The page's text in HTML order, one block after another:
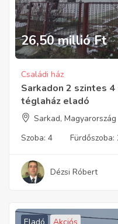
26,50 millió Ft
Családi ház
Sarkadon 2 szintes
téglaház eladó
Sarkad, Magyarország
Szoba: 4 Fürdőszoba:
Dézsi Róbert